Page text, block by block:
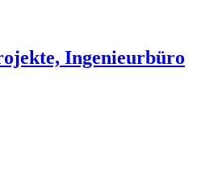
Ingenieurbüro